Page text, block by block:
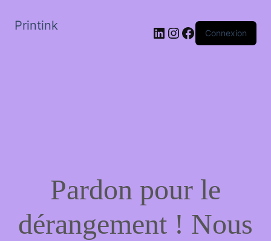
Printink LinkedIn
Instagram
Facebook
Connexion
Pardon pour le
dérangement ! Nous